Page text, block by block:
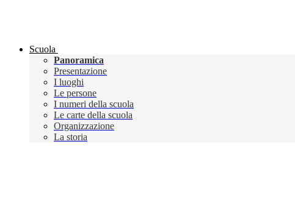
Scuola
Panoramica
Presentazione
I luoghi
Le persone
I numeri della scuola
Le carte della scuola
Organizzazione
La storia